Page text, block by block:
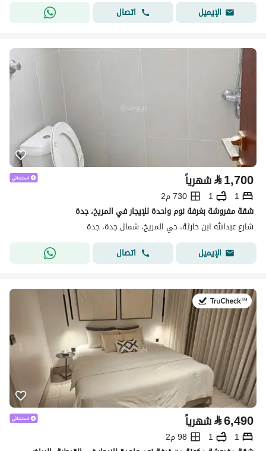
الإيميل
اتصال
⃁1,700 شهرياً
1
1
730 م2
شقة مفروشة بغرفة نوم واحدة للإيجار في المريخ، جدة
شارع عبدالله ابن حارثة، حي المريخ، شمال جدة، جدة
الإيميل
اتصال
في:26 يوليو 2026
⃁6,490 شهرياً
1
1
98 م2